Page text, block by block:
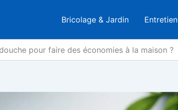
Bricolage & Jardin Entretien
pour faire des économies à la maison ?